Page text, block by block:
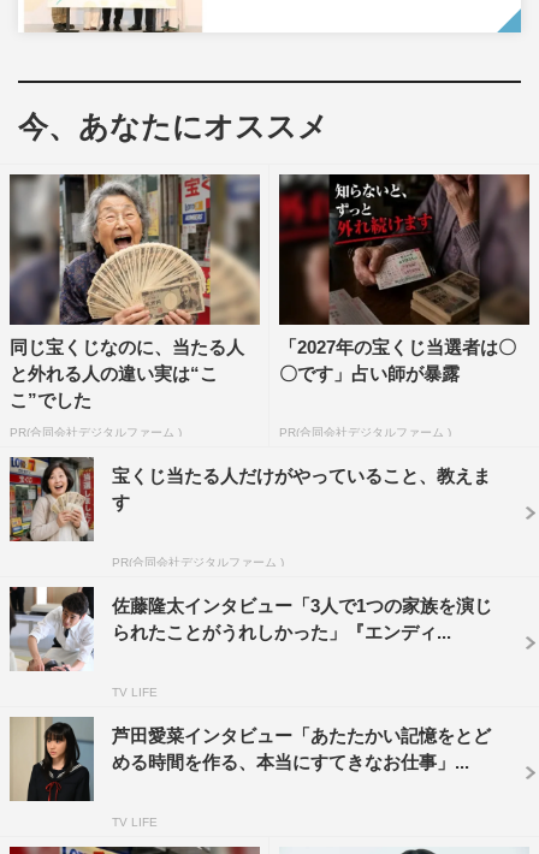
◆テレビドラマ版の脚本を初めて読んだ時の感想を教えて
くらい泣きました。こらえきれない台本だった、と思いま
◆七海を演じるにあたり、どのように役作りをされたので
しょう。
自分が作りこんだり準備したりするよりも、愛菜ちゃんに
対しての安心感があったので、そこに飛び込んでいこうと
いう気持ちでした。
◆実際に撮影に入って、どのようなことを感じましたか。
自分の撮影がない日でも現場に行きたいという気持ちにな
りました。それくらい作品に引っ張られていたのかもしれ
ーンで結と和ちゃんの会話を泣かずに聞いていられるか心
配です。
◆本作はどんな作品になると思いますか。
悲しいだけではなく、この作品ならではの優しさや美しさ
がきっとあると思います。大切なシーンばかりなので、見
ていただいた方にも何か受け取ってもらえたらうれしいで
今、あなたにオススメ
同じ宝くじなのに、当たる人
と外れる人の違い実は“こ
こ”でした
PR(合同会社デジタルファーム )
「2027年の宝くじ当選者は〇
〇です」占い師が暴露
PR(合同会社デジタルファーム )
宝くじ当たる人だけがやっていること、教えま
す
PR(合同会社デジタルファーム )
佐藤隆太インタビュー「3人で1つの家族を演じ
られたことがうれしかった」『エンディ...
TV LIFE
芦田愛菜インタビュー「あたたかい記憶をとど
める時間を作る、本当にすてきなお仕事」...
TV LIFE